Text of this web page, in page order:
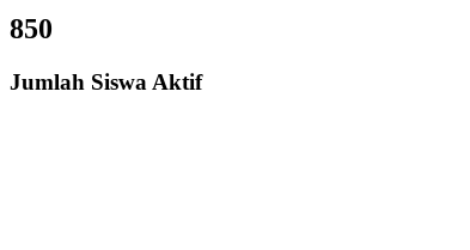
850
Jumlah Siswa Aktif